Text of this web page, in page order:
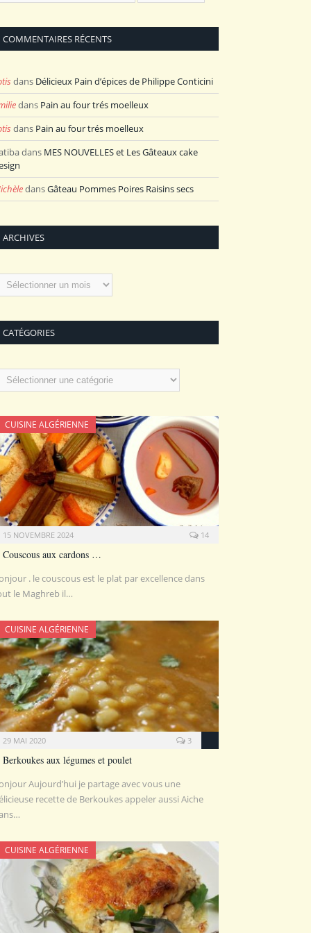
COMMENTAIRES RÉCENTS
dans Délicieux Pain d’épices de Philippe Conticini
dans Pain au four trés moelleux
dans Pain au four trés moelleux
dans MES NOUVELLES et Les Gâteaux cake
dansGâteau Pommes Poires Raisins secs
ARCHIVES
CATÉGORIES
CUISINE ALGÉRIENNE
15 NOVEMBRE 2024 14
Couscous aux cardons …
. le couscous est le plat par excellence dans
le Maghreb il…
CUISINE ALGÉRIENNE
29 MAI 2020 3
Berkoukes aux légumes et poulet
Aujourd’hui je partage avec vous une
recette de Berkoukes appeler aussi Aiche
CUISINE ALGÉRIENNE